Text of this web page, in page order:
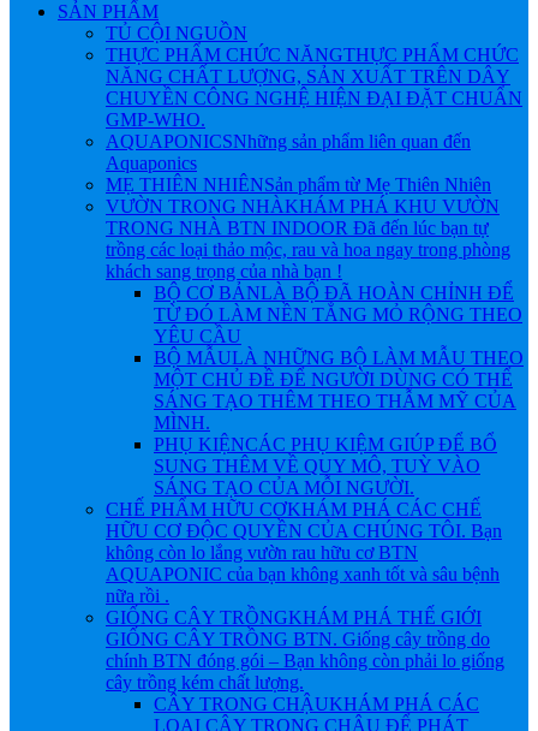
SẢN PHẨM
TỦ CỘI NGUỒN
THỰC PHẨM CHỨC NĂNGTHỰC PHẨM CHỨC
NĂNG CHẤT LƯỢNG, SẢN XUẤT TRÊN DÂY
CHUYỀN CÔNG NGHỆ HIỆN ĐẠI ĐẶT CHUẨN
GMP-WHO.
AQUAPONICSNhững sản phẩm liên quan đến
Aquaponics
MẸ THIÊN NHIÊNSản phẩm từ Mẹ Thiên Nhiên
VƯỜN TRONG NHÀKHÁM PHÁ KHU VƯỜN
TRONG NHÀ BTN INDOOR Đã đến lúc bạn tự
trồng các loại thảo mộc, rau và hoa ngay trong phòng
khách sang trọng của nhà bạn !
BỘ CƠ BẢNLÀ BỘ ĐÃ HOÀN CHỈNH ĐỂ
TỪ ĐÓ LÀM NỀN TẲNG MỎ RỘNG THEO
YÊU CẦU
BỘ MẪULÀ NHỮNG BỘ LÀM MẪU THEO
MỘT CHỦ ĐỀ ĐỂ NGƯỜI DÙNG CÓ THỂ
SÁNG TẠO THÊM THEO THẪM MỸ CỦA
MÌNH.
PHỤ KIỆNCÁC PHỤ KIỆM GIÚP ĐỂ BỔ
SUNG THÊM VỀ QUY MÔ, TUỲ VÀO
SÁNG TẠO CỦA MỖI NGƯỜI.
CHẾ PHẨM HỮU CƠKHÁM PHÁ CÁC CHẾ
HỮU CƠ ĐỘC QUYỀN CỦA CHÚNG TÔI. Bạn
không còn lo lắng vườn rau hữu cơ BTN
AQUAPONIC của bạn không xanh tốt và sâu bệnh
nữa rồi .
GIỐNG CÂY TRỒNGKHÁM PHÁ THẾ GIỚI
GIỐNG CÂY TRỒNG BTN. Giống cây trồng do
chính BTN đóng gói – Bạn không còn phải lo giống
cây trồng kém chất lượng.
CÂY TRONG CHẬUKHÁM PHÁ CÁC
LOẠI CÂY TRONG CHẬU ĐỂ PHÁT